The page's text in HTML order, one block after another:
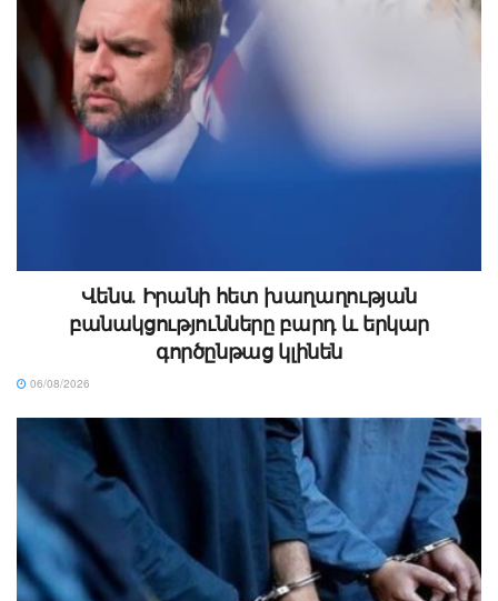
Վենս․ Իրանի հետ խաղաղության
բանակցությունները բարդ և երկար
գործընթաց կլինեն
06/08/2026